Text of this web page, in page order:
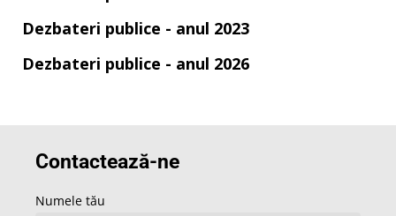
Dezbateri publice - anul 2023
Dezbateri publice - anul 2026